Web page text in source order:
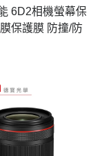
6D2相機螢幕保
保護膜 防撞/防
潔布 Canon 螢